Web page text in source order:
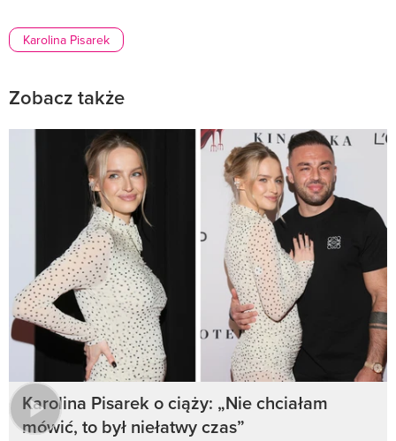
Karolina Pisarek
Zobacz także
Karolina Pisarek o ciąży: „Nie chciałam
mówić, to był niełatwy czas”